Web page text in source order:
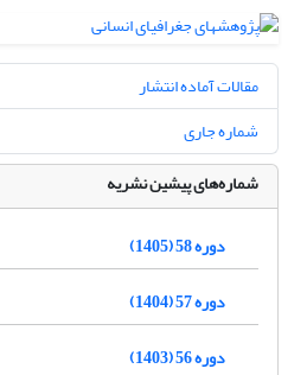
مقالات آماده انتشار
شماره جاری
شماره‌های پیشین نشریه
دوره 58 (1405)
دوره 57 (1404)
دوره 56 (1403)